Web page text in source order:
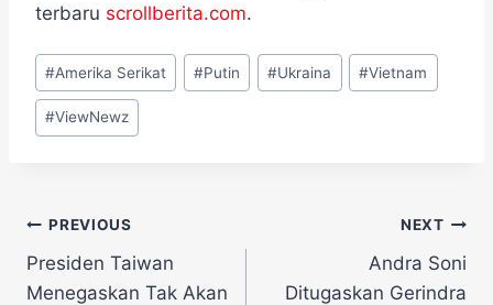
terbaru scrollberita.com.
Post
Tags:
#Amerika Serikat #Putin #Ukraina #Vietnam
#ViewNewz
Navigasi
pos
PREVIOUS
Presiden Taiwan
Menegaskan Tak Akan
NEXT
Andra Soni
Ditugaskan Gerindra